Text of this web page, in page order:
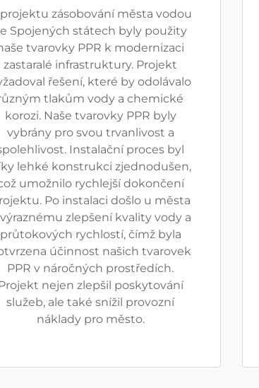
zásobování města vodou
Spojených státech byly použity
tvarovky PPR k modernizaci
zastaralé infrastruktury. Projekt
řešení, které by odolávalo
tlakům vody a chemické
korozi. Naše tvarovky PPR byly
vybrány pro svou trvanlivost a
Instalační proces byl
lehké konstrukci zjednodušen,
umožnilo rychlejší dokončení
Po instalaci došlo u města
zlepšení kvality vody a
průtokových rychlostí, čímž byla
účinnost našich tvarovek
PPR v náročných prostředích.
nejen zlepšil poskytování
služeb, ale také snížil provozní
náklady pro město.